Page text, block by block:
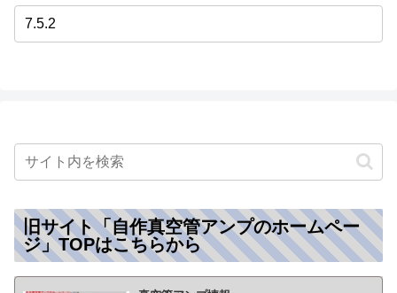
旧サイト「自作真空管アンプのホームペー
ジ」TOPはこちらから